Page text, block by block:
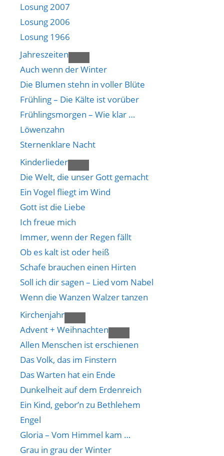
Losung 2007
Losung 2006
Losung 1966
Jahreszeiten
Auch wenn der Winter
Die Blumen stehn in voller Blüte
Frühling – Die Kälte ist vorüber
Frühlingsmorgen – Wie klar …
Löwenzahn
Sternenklare Nacht
Kinderlieder
Die Welt, die unser Gott gemacht
Ein Vogel fliegt im Wind
Gott ist die Liebe
Ich freue mich
Immer, wenn der Regen fällt
Ob es kalt ist oder heiß
Schafe brauchen einen Hirten
Soll ich dir sagen – Lied vom Nabel
Wenn die Wanzen Walzer tanzen
Kirchenjahr
Advent + Weihnachten
Allen Menschen ist erschienen
Das Volk, das im Finstern
Das Warten hat ein Ende
Dunkelheit auf dem Erdenreich
Ein Kind, gebor’n zu Bethlehem
Engel
Gloria – Vom Himmel kam …
Grau in grau der Winter